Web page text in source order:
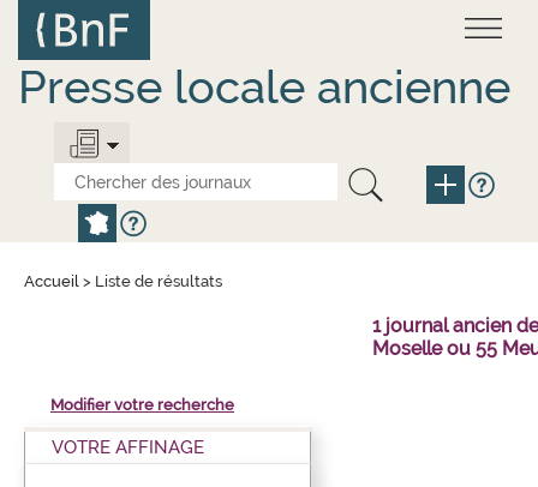
contenu
principal
Presse locale ancienne
Accueil > Liste de résultats
1 journal ancien
Moselle ou 55
Modifier votre recherche
VOTRE AFFINAGE
Panneau de gestion des cookies